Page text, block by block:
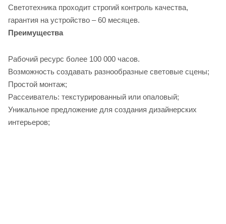
Светотехника проходит строгий контроль качества,
гарантия на устройство – 60 месяцев.
Преимущества
Рабочий ресурс более 100 000 часов.
Возможность создавать разнообразные световые сцены;
Простой монтаж;
Рассеиватель: текстурированный или опаловый;
Уникальное предложение для создания дизайнерских
интерьеров;